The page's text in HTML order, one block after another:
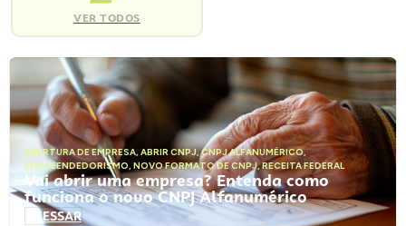
VER TODOS
ABERTURA DE EMPRESA, ABRIR CNPJ,CNPJ ALFANUMÉRICO,
EMPREENDEDORISMO, NOVO FORMATO DE CNPJ,RECEITA FEDERAL
Vai abrir uma empresa? Entenda como
funciona o novo CNPJ Alfanumérico
ACESSAR